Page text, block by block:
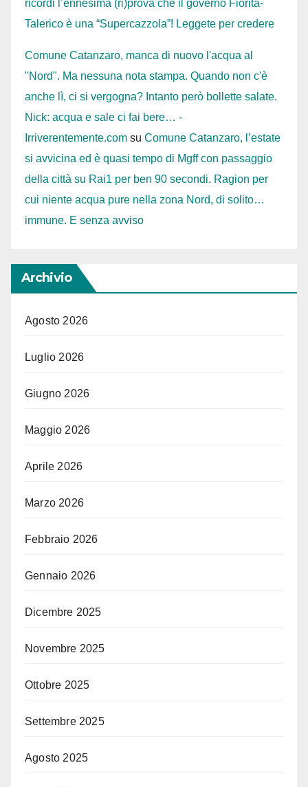
ricordi l’ennesima (ri)prova che il governo Fiorita-
Talerico è una “Supercazzola”! Leggete per credere
Comune Catanzaro, manca di nuovo l'acqua al
"Nord". Ma nessuna nota stampa. Quando non c'è
anche lì, ci si vergogna? Intanto però bollette salate.
Nick: acqua e sale ci fai bere… -
Irriverentemente.com su Comune Catanzaro, l’estate
si avvicina ed è quasi tempo di Mgff con passaggio
della città su Rai1 per ben 90 secondi. Ragion per
cui niente acqua pure nella zona Nord, di solito…
immune. E senza avviso
Archivio
Agosto 2026
Luglio 2026
Giugno 2026
Maggio 2026
Aprile 2026
Marzo 2026
Febbraio 2026
Gennaio 2026
Dicembre 2025
Novembre 2025
Ottobre 2025
Settembre 2025
Agosto 2025